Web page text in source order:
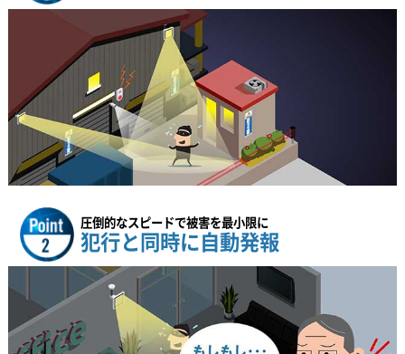
圧倒的なスピードで被害を最小限に
犯行と同時に自動発報